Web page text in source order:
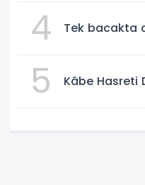
4 Tek bacakta
5 Kâbe Hasreti